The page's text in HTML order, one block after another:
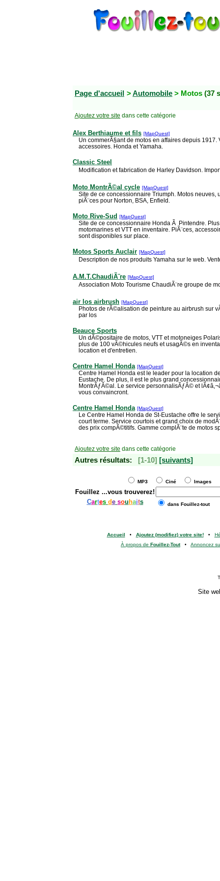
Page d'accueil >Automobile > Motos (37
Ajoutez votre site dans cette catégorie
Alex Berthiaume et fils [MapQuest]
Un commerÃ§ant de motos en affaires depuis 1917.
accessoires. Honda et Yamaha.
Classic Steel
Modification et fabrication de Harley Davidson.
Moto MontrÃ©al cycle [MapQuest]
Site de ce concessionnaire Triumph. Motos neuves,
piÃ¨ces pour Norton, BSA, Enfield.
Moto Rive-Sud [MapQuest]
Site de ce concessionnaire Honda Ã Pintendre.
motomarines et VTT en inventaire. PiÃ¨ces,
sont disponibles sur place.
Motos Sports Auclair [MapQuest]
Description de nos produits Yamaha sur le web.
A.M.T.ChaudiÃ¨re [MapQuest]
Association Moto Tourisme ChaudiÃ¨re groupe de
air los airbrush [MapQuest]
Photos de rÃ©alisation de peinture au airbrush sur
par los
Beauce Sports
Un dÃ©positaire de motos, VTT et motoneiges
plus de 100 vÃ©hicules neufs et usagÃ©s en
location et d'entretien.
Centre Hamel Honda [MapQuest]
Centre Hamel Honda est le leader pour la location
Eustache. De plus, il est le plus grand
MontrÃƒÂ©al. Le service personnalisÃƒÂ© et
vous convaincront.
Centre Hamel Honda [MapQuest]
Le Centre Hamel Honda de St-Eustache offre le
court terme. Service courtois et grand choix de
des prix compÃ©titifs. Gamme complÃ¨te de motos
Ajoutez votre site dans cette catégorie
Autres résultats: [1-10] [suivants]
MP3 Ciné Images
Fouillez ...vous trouverez!
Cartes de sou haits dans Fouillez-tout
Accueil • Ajoutez (modifiez) votre site!•
À propos de Fouillez-Tout• Annoncez
Site